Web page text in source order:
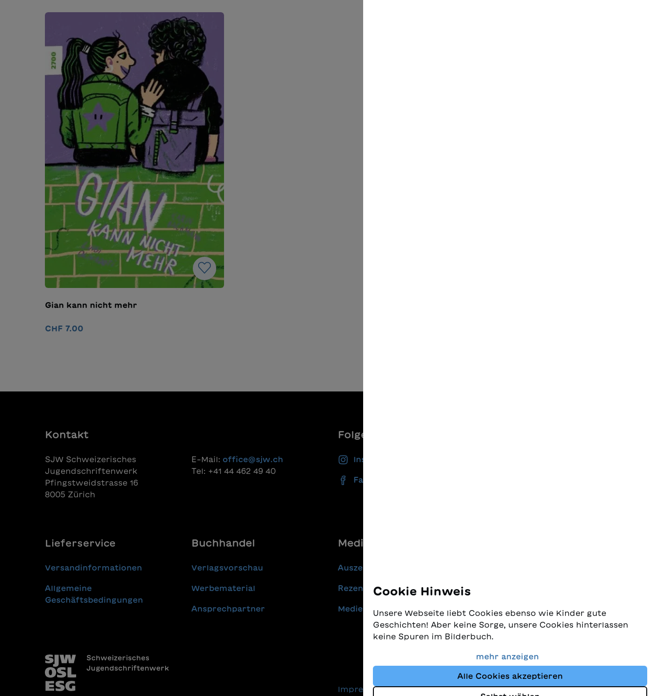
Produktgalerie überspringen
Gian kann nicht mehr
CHF 7.00
Kontakt
SJW Schweizerisches
Jugendschriftenwerk
Pfingstweidstrasse 16
8005 Zürich
E-Mail: office@sjw.ch
Tel: +41 44 462 49 40
Folgen Sie uns
Instagram
Facebook
Lieferservice
Versandinformationen
Allgemeine
Geschäftsbedingungen
Buchhandel
Verlagsvorschau
Werbematerial
Ansprechpartner
Media
Auszeichnungen
Rezensionen
Medienmitteilungen
Schweizerisches
Jugendschriftenwerk
Impressum Datenschutz
Cookie Hinweis
Unsere Webseite liebt Cookies ebenso wie Kinder gute
Geschichten! Aber keine Sorge, unsere Cookies hinterlassen
keine Spuren im Bilderbuch.
Wir nehmen den Schutz Ihrer Daten sehr ernst und wollen
gleichzeitig, dass Sie bei uns immer die besten Kinderbücher
finden. Diese Website nutzt Cookies und andere Tracking-
Technologien, um den Shop ständig zu verbessern und Ihnen
mehr anzeigen
Alle Cookies akzeptieren